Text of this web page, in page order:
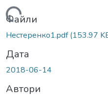
Вантажиться...
Файли
Нестеренко1.pdf(153.97
Дата
2018-06-14
Автори